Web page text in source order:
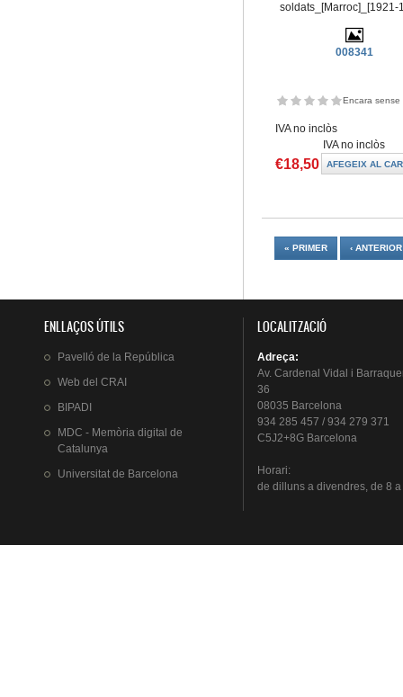
soldats_[Marroc]_[1921-
008341
Encara sense
IVA no inclòs
IVA no inclòs
€18,50
« PRIMER ‹ ANTERIOR
ENLLAÇOS ÚTILS
Pavelló de la República
Web del CRAI
BIPADI
MDC - Memòria digital de
Catalunya
Universitat de Barcelona
LOCALITZACIÓ
Adreça:
Av. Cardenal Vidal i
36
08035 Barcelona
934 285 457 / 934 279 371
C5J2+8G Barcelona
Horari:
de dillunsa divendres, de 8